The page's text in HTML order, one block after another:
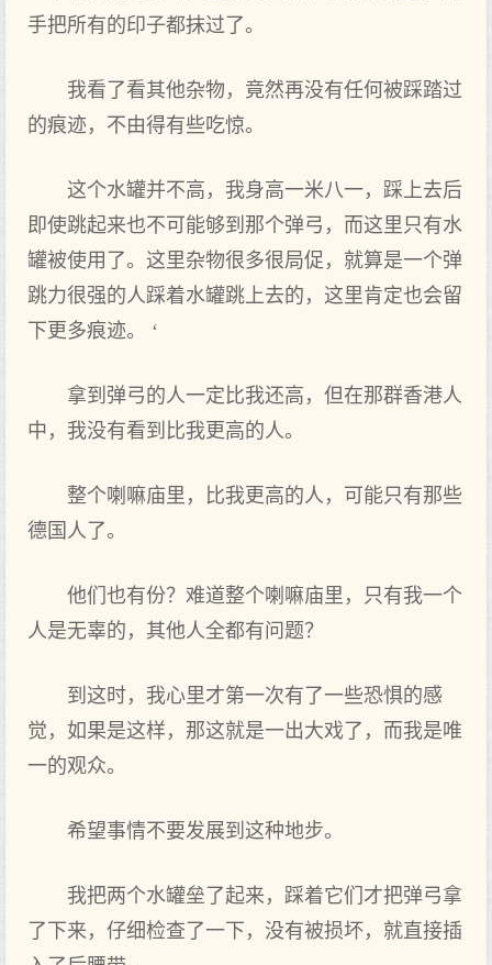
手把所有的印子都抹过了。
我看了看其他杂物，竟然再没有任何被踩踏过
的痕迹，不由得有些吃惊。
这个水罐并不高，我身高一米八一，踩上去后
即使跳起来也不可能够到那个弹弓，而这里只有水
罐被使用了。这里杂物很多很局促，就算是一个弹
跳力很强的人踩着水罐跳上去的，这里肯定也会留
下更多痕迹。 ‘
拿到弹弓的人一定比我还高，但在那群香港人
中，我没有看到比我更高的人。
整个喇嘛庙里，比我更高的人，可能只有那些
德国人了。
他们也有份？难道整个喇嘛庙里，只有我一个
人是无辜的，其他人全都有问题？
到这时，我心里才第一次有了一些恐惧的感
觉，如果是这样，那这就是一出大戏了，而我是唯
一的观众。
希望事情不要发展到这种地步。
我把两个水罐垒了起来，踩着它们才把弹弓拿
了下来，仔细检查了一下，没有被损坏，就直接插